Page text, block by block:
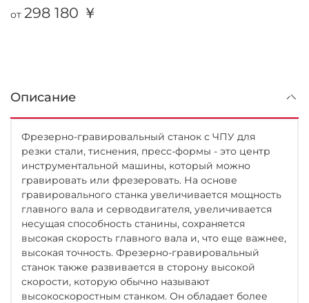
от 298 180 ￥
Описание
Фрезерно-гравировальный станок с ЧПУ для
резки стали, тиснения, пресс-формы - это центр
инструментальной машины, который можно
гравировать или фрезеровать. На основе
гравировального станка увеличивается мощность
главного вала и серводвигателя, увеличивается
несущая способность станины, сохраняется
высокая скорость главного вала и, что еще важнее,
высокая точность. Фрезерно-гравировальный
станок также развивается в сторону высокой
скорости, которую обычно называют
высокоскоростным станком. Он обладает более